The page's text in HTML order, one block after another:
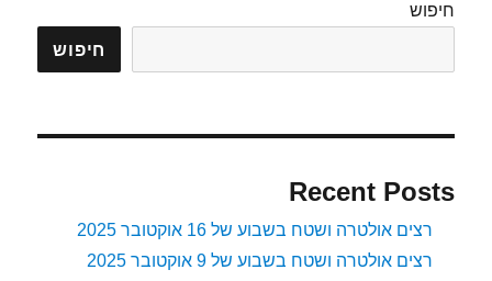
חיפוש
חיפוש
Recent Posts
רצים אולטרה ושטח בשבוע של 16 אוקטובר 2025
רצים אולטרה ושטח בשבוע של 9 אוקטובר 2025